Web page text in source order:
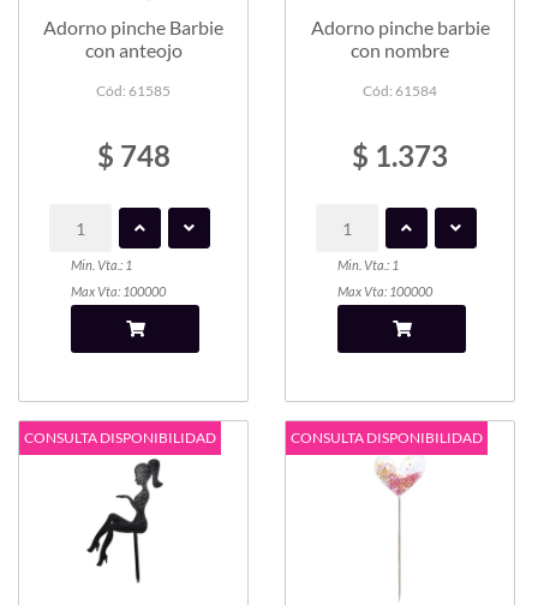
Adorno pinche Barbie
con anteojo
Cód: 61585
$ 748
Min. Vta.: 1
Max Vta: 100000
Adorno pinche barbie
con nombre
Cód: 61584
$ 1.373
Min. Vta.: 1
Max Vta: 100000
CONSULTA DISPONIBILIDAD CONSULTA DISPONIBILIDAD